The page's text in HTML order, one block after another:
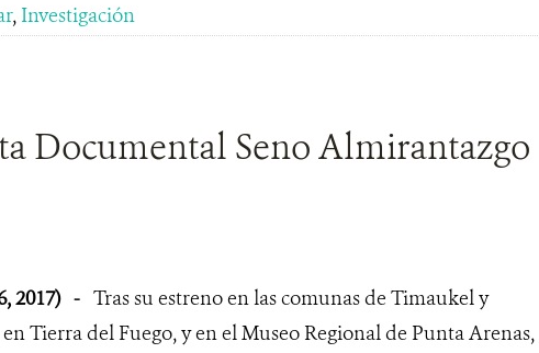
, Investigación
Documental Seno Almirantazgo
2017) - Tras su estreno en las comunas de Timaukel y
Tierra del Fuego, y en el Museo Regional de Punta Arenas,